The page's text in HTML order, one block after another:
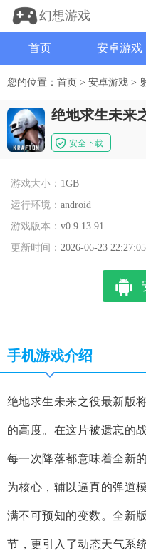
幻想游戏
首页 安卓游戏
您的位置： 首页 > 安卓游戏 >
绝地求生未来
安全下载
游戏大小： 1GB
运行环境： android
游戏版本： v0.9.13.91
更新时间： 2026-06-23 22:27:05
手机游戏介绍
绝地求生未来之役最新版
的高度。在这片被遗忘的
每一次降落都意味着全新
为核心，辅以逼真的弹道
满不可预知的变数。全新
节，更引入了动态天气系